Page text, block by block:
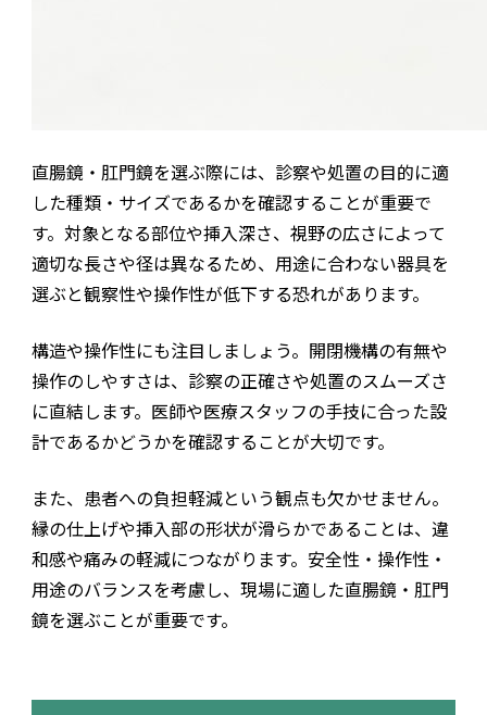
直腸鏡・肛門鏡を選ぶ際には、診察や処置の目的に適
した種類・サイズであるかを確認することが重要で
す。対象となる部位や挿入深さ、視野の広さによって
適切な長さや径は異なるため、用途に合わない器具を
選ぶと観察性や操作性が低下する恐れがあります。
構造や操作性にも注目しましょう。開閉機構の有無や
操作のしやすさは、診察の正確さや処置のスムーズさ
に直結します。医師や医療スタッフの手技に合った設
計であるかどうかを確認することが大切です。
また、患者への負担軽減という観点も欠かせません。
縁の仕上げや挿入部の形状が滑らかであることは、違
和感や痛みの軽減につながります。安全性・操作性・
用途のバランスを考慮し、現場に適した直腸鏡・肛門
鏡を選ぶことが重要です。